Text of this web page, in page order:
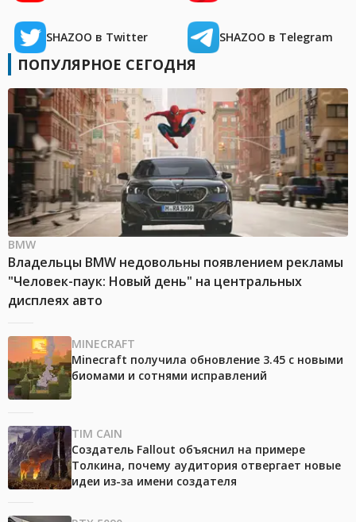
SHAZOO в Twitter SHAZOO в Telegram
ПОПУЛЯРНОЕ СЕГОДНЯ
BMW
Владельцы BMW недовольны появлением рекламы
"Человек-паук: Новый день" на центральных
дисплеях авто
MINECRAFT
Minecraft получила обновление 3.45 с новыми
биомами и сотнями исправлений
TIM CAIN
Создатель Fallout объяснил на примере
Толкина, почему аудитория отвергает новые
идеи из-за имени создателя